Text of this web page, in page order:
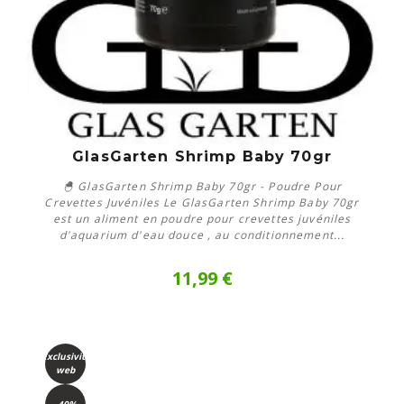
GlasGarten Shrimp Baby 70gr
🐣 GlasGarten Shrimp Baby 70gr - Poudre Pour
Crevettes Juvéniles Le GlasGarten Shrimp Baby 70gr
est un aliment en poudre pour crevettes juvéniles
d'aquarium d'eau douce , au conditionnement...
11,99 €
Exclusivité
web